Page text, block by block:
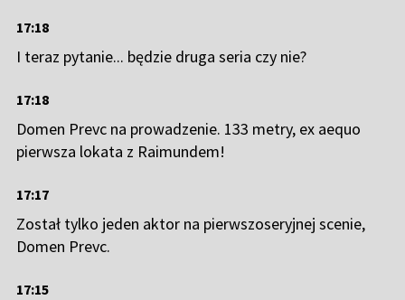
17:18
I teraz pytanie... będzie druga seria czy nie?
17:18
Domen Prevc na prowadzenie. 133 metry, ex aequo
pierwsza lokata z Raimundem!
17:17
Został tylko jeden aktor na pierwszoseryjnej scenie,
Domen Prevc.
17:15